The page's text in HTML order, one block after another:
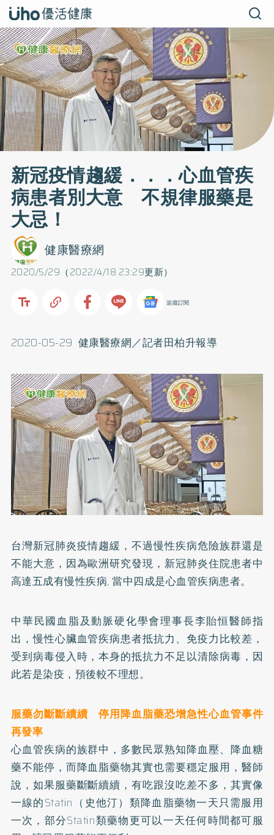
新冠疫情趨緩．．．心血管疾
病患者別大意 不規律服藥是
大忌！
2020/5/29（2022/4/18 23:29更新）
健康醫療網
追蹤訂閱
2020-05-29 健康醫療網／記者田柏升報導
台灣新冠肺炎疫情趨緩，不過慢性疾病危險族群還是
不能大意，因為歐洲研究發現，新冠肺炎住院患者中
高達五成有慢性疾病, 當中四成是心血管疾病患者。
中華民國血脂及動脈硬化學會理事長李貽恒醫師指
出，慢性心臟血管疾病患者抵抗力、免疫力比較差，
受到病毒侵入時，本身的抵抗力不足以清除病毒，因
此若是染疫，預後較不理想。
服藥勿斷斷續續 停用降血脂藥恐增急性心血管事件
再發率
心血管疾病的族群中，多數民眾熟知降血壓、降血糖
藥不能停，而降血脂藥物其實也需要穩定服用，醫師
說，如果服藥斷斷續續，有吃跟沒吃差不多，其實像
一線的Statin（史他汀）類降血脂藥物一天只需服用
一次，部分Statin類藥物更可以一天任何時間都可服